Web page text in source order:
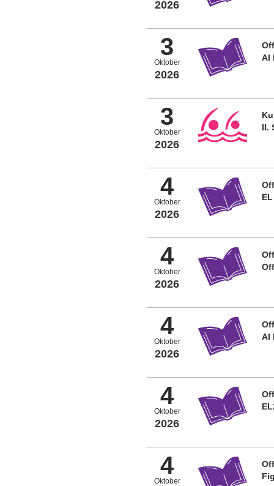
2026
3
Oktober
2026
AI
3
Oktober
2026
II.
4
Oktober
2026
4
Oktober
2026
4
Oktober
2026
AI
4
Oktober
2026
4
Oktober